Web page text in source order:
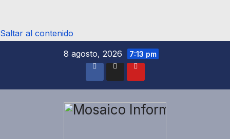
Saltar al contenido
8 agosto, 2026
7:13 pm